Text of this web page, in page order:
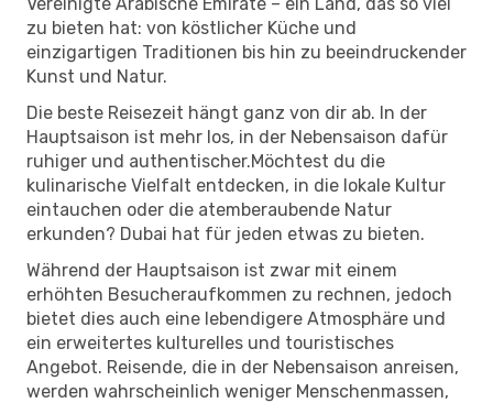
zu bieten hat: von köstlicher Küche und
einzigartigen Traditionen bis hin zu beeindruckender
Kunst und Natur.
Die beste Reisezeit hängt ganz von dir ab. In der
Hauptsaison ist mehr los, in der Nebensaison dafür
ruhiger und authentischer.Möchtest du die
kulinarische Vielfalt entdecken, in die lokale Kultur
eintauchen oder die atemberaubende Natur
erkunden? Dubai hat für jeden etwas zu bieten.
Während der Hauptsaison ist zwar mit einem
erhöhten Besucheraufkommen zu rechnen, jedoch
bietet dies auch eine lebendigere Atmosphäre und
ein erweitertes kulturelles und touristisches
Angebot. Reisende, die in der Nebensaison anreisen,
werden wahrscheinlich weniger Menschenmassen,